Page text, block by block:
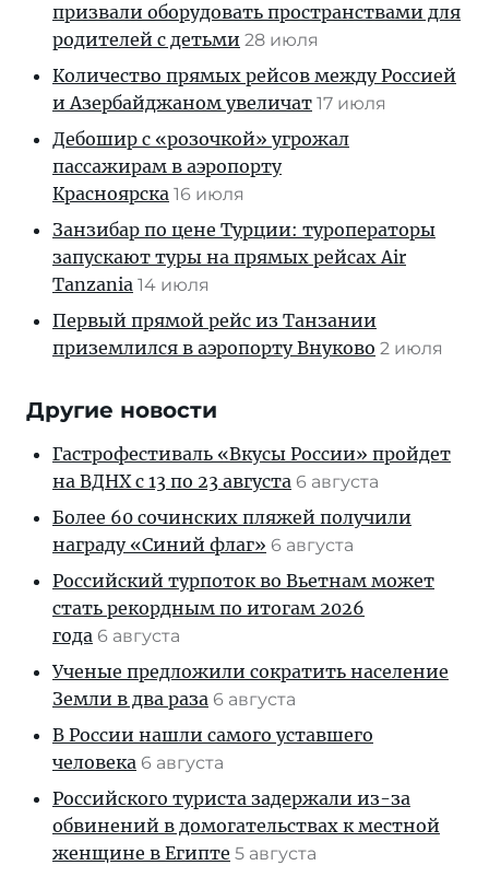
призвали оборудовать пространствами для
родителей с детьми 28 июля
Количество прямых рейсов между Россией
и Азербайджаном увеличат 17 июля
Дебошир с «розочкой» угрожал
пассажирам в аэропорту
Красноярска 16 июля
Занзибар по цене Турции: туроператоры
запускают туры на прямых рейсах Air
Tanzania 14 июля
Первый прямой рейс из Танзании
приземлился в аэропорту Внуково 2 июля
Другие новости
Гастрофестиваль «Вкусы России» пройдет
на ВДНХ с 13 по 23 августа 6 августа
Более 60 сочинских пляжей получили
награду «Синий флаг» 6 августа
Российский турпоток во Вьетнам может
стать рекордным по итогам 2026
года 6 августа
Ученые предложили сократить население
Земли в два раза 6 августа
В России нашли самого уставшего
человека 6 августа
Российского туриста задержали из-за
обвинений в домогательствах к местной
женщине в Египте 5 августа